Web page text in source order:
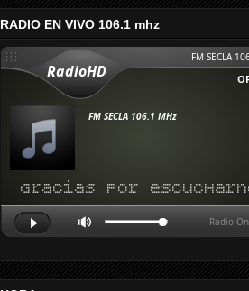
RADIO EN VIVO 106.1 mhz